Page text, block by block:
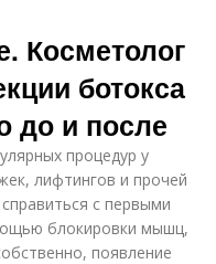
Косметолог
ботокса
до и после
процедур у
лифтингов и прочей
с первыми
блокировки мышц,
появление